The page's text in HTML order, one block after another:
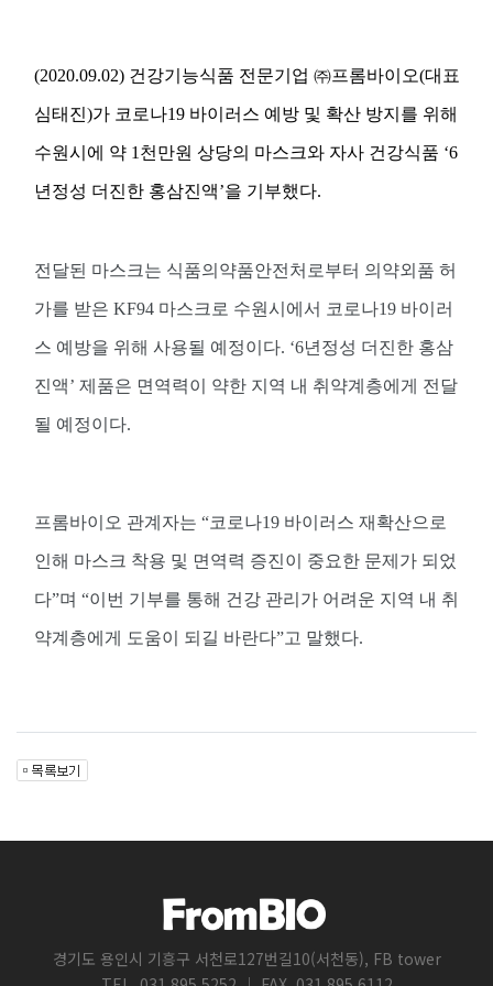
(2020.09.02) 건강기능식품 전문기업 ㈜프롬바이오(대표
심태진)가 코로나19 바이러스 예방 및 확산 방지를 위해
수원시에 약1 천만원 상당의 마스크와 자사 건강식품 ‘6
년정성 더진한 홍삼진액’을 기부했다.
전달된 마스크는 식품의약품안전처로부터 의약외품 허
가를 받은 KF94 마스크로 수원시에서 코로나19 바이러
스 예방을 위해 사용될 예정이다. ‘6년정성 더진한 홍삼
진액’ 제품은 면역력이 약한 지역 내 취약계층에게 전달
될 예정이다.
프롬바이오 관계자는 “코로나19 바이러스 재확산으로
인해 마스크 착용 및 면역력 증진이 중요한 문제가 되었
다”며 “이번 기부를 통해 건강 관리가 어려운 지역 내 취
약계층에게 도움이 되길 바란다”고 말했다.
경기도 용인시 기흥구 서천로127번길10(서천동), FB tower